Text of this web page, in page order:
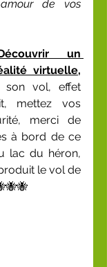
de vos
un
virtuelle,
son vol, effet
mettez vos
merci de
à bord de ce
lac du héron,
le vol de